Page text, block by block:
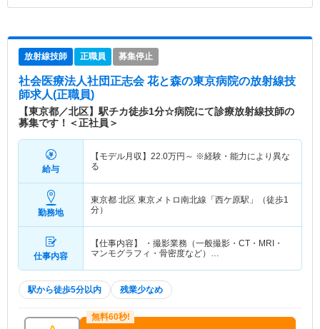
放射線技師 正職員 募集停止
社会医療法人社団正志会 花と森の東京病院の放射線技
師求人(正職員)
【東京都／北区】駅チカ徒歩1分☆病院にて診療放射線技師の
募集です！＜正社員＞
給与
【モデル月収】 22.0万円～ ※経験・能力により異な
る
勤務地
東京都 北区 東京メトロ南北線「西ケ原駅」（徒歩1
分）
仕事内容
【仕事内容】 ・撮影業務（一般撮影・CT・MRI・
マンモグラフィ・骨密度など）…
駅から徒歩5分以内 残業少なめ